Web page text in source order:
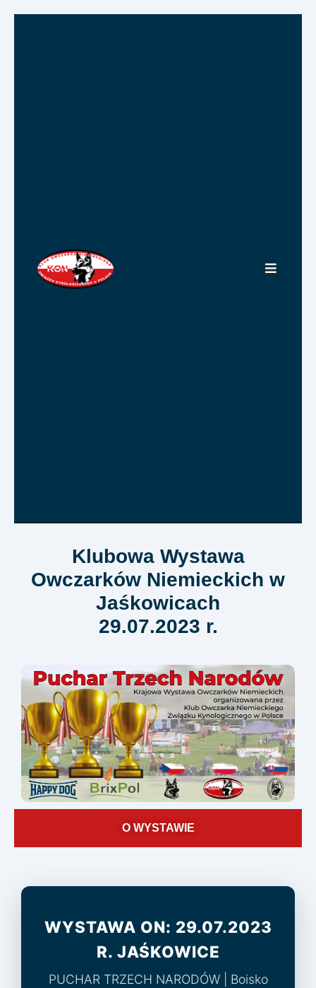
Klubowa Wystawa
Owczarków Niemieckich w
Jaśkowicach
29.07.2023 r.
O WYSTAWIE
WYSTAWA ON: 29.07.2023
R. JAŚKOWICE
PUCHAR TRZECH NARODÓW | Boisko